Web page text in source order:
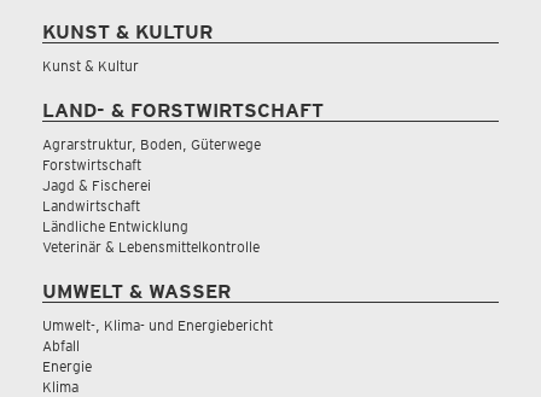
KUNST & KULTUR
Kunst & Kultur
LAND- & FORSTWIRTSCHAFT
Agrarstruktur, Boden, Güterwege
Forstwirtschaft
Jagd & Fischerei
Landwirtschaft
Ländliche Entwicklung
Veterinär & Lebensmittelkontrolle
UMWELT & WASSER
Umwelt-, Klima- und Energiebericht
Abfall
Energie
Klima